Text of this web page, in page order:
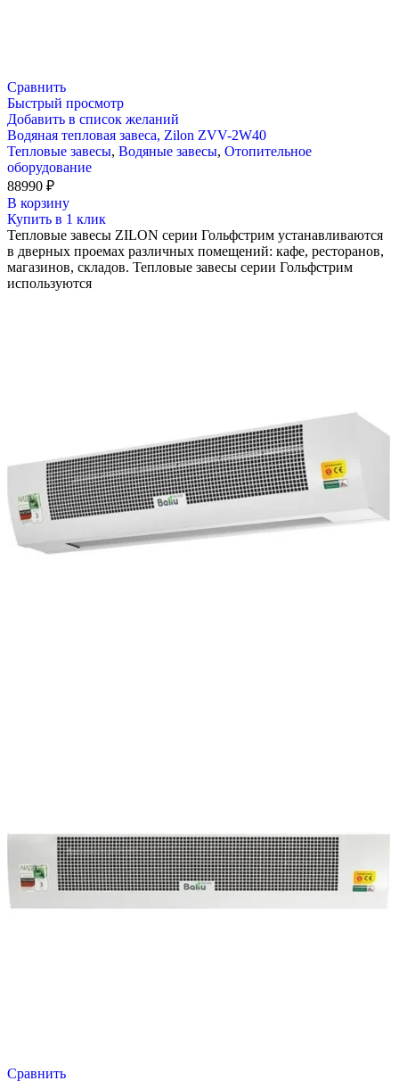
Сравнить
Быстрый просмотр
Добавить в список желаний
Водяная тепловая завеса, Zilon ZVV-2W40
Тепловые завесы, Водяные завесы, Отопительное
оборудование
88990 ₽
В корзину
Купить в 1 клик
Тепловые завесы ZILON серии Гольфстрим устанавливаются
в дверных проемах различных помещений: кафе, ресторанов,
магазинов, складов. Тепловые завесы серии Гольфстрим
используются
Сравнить